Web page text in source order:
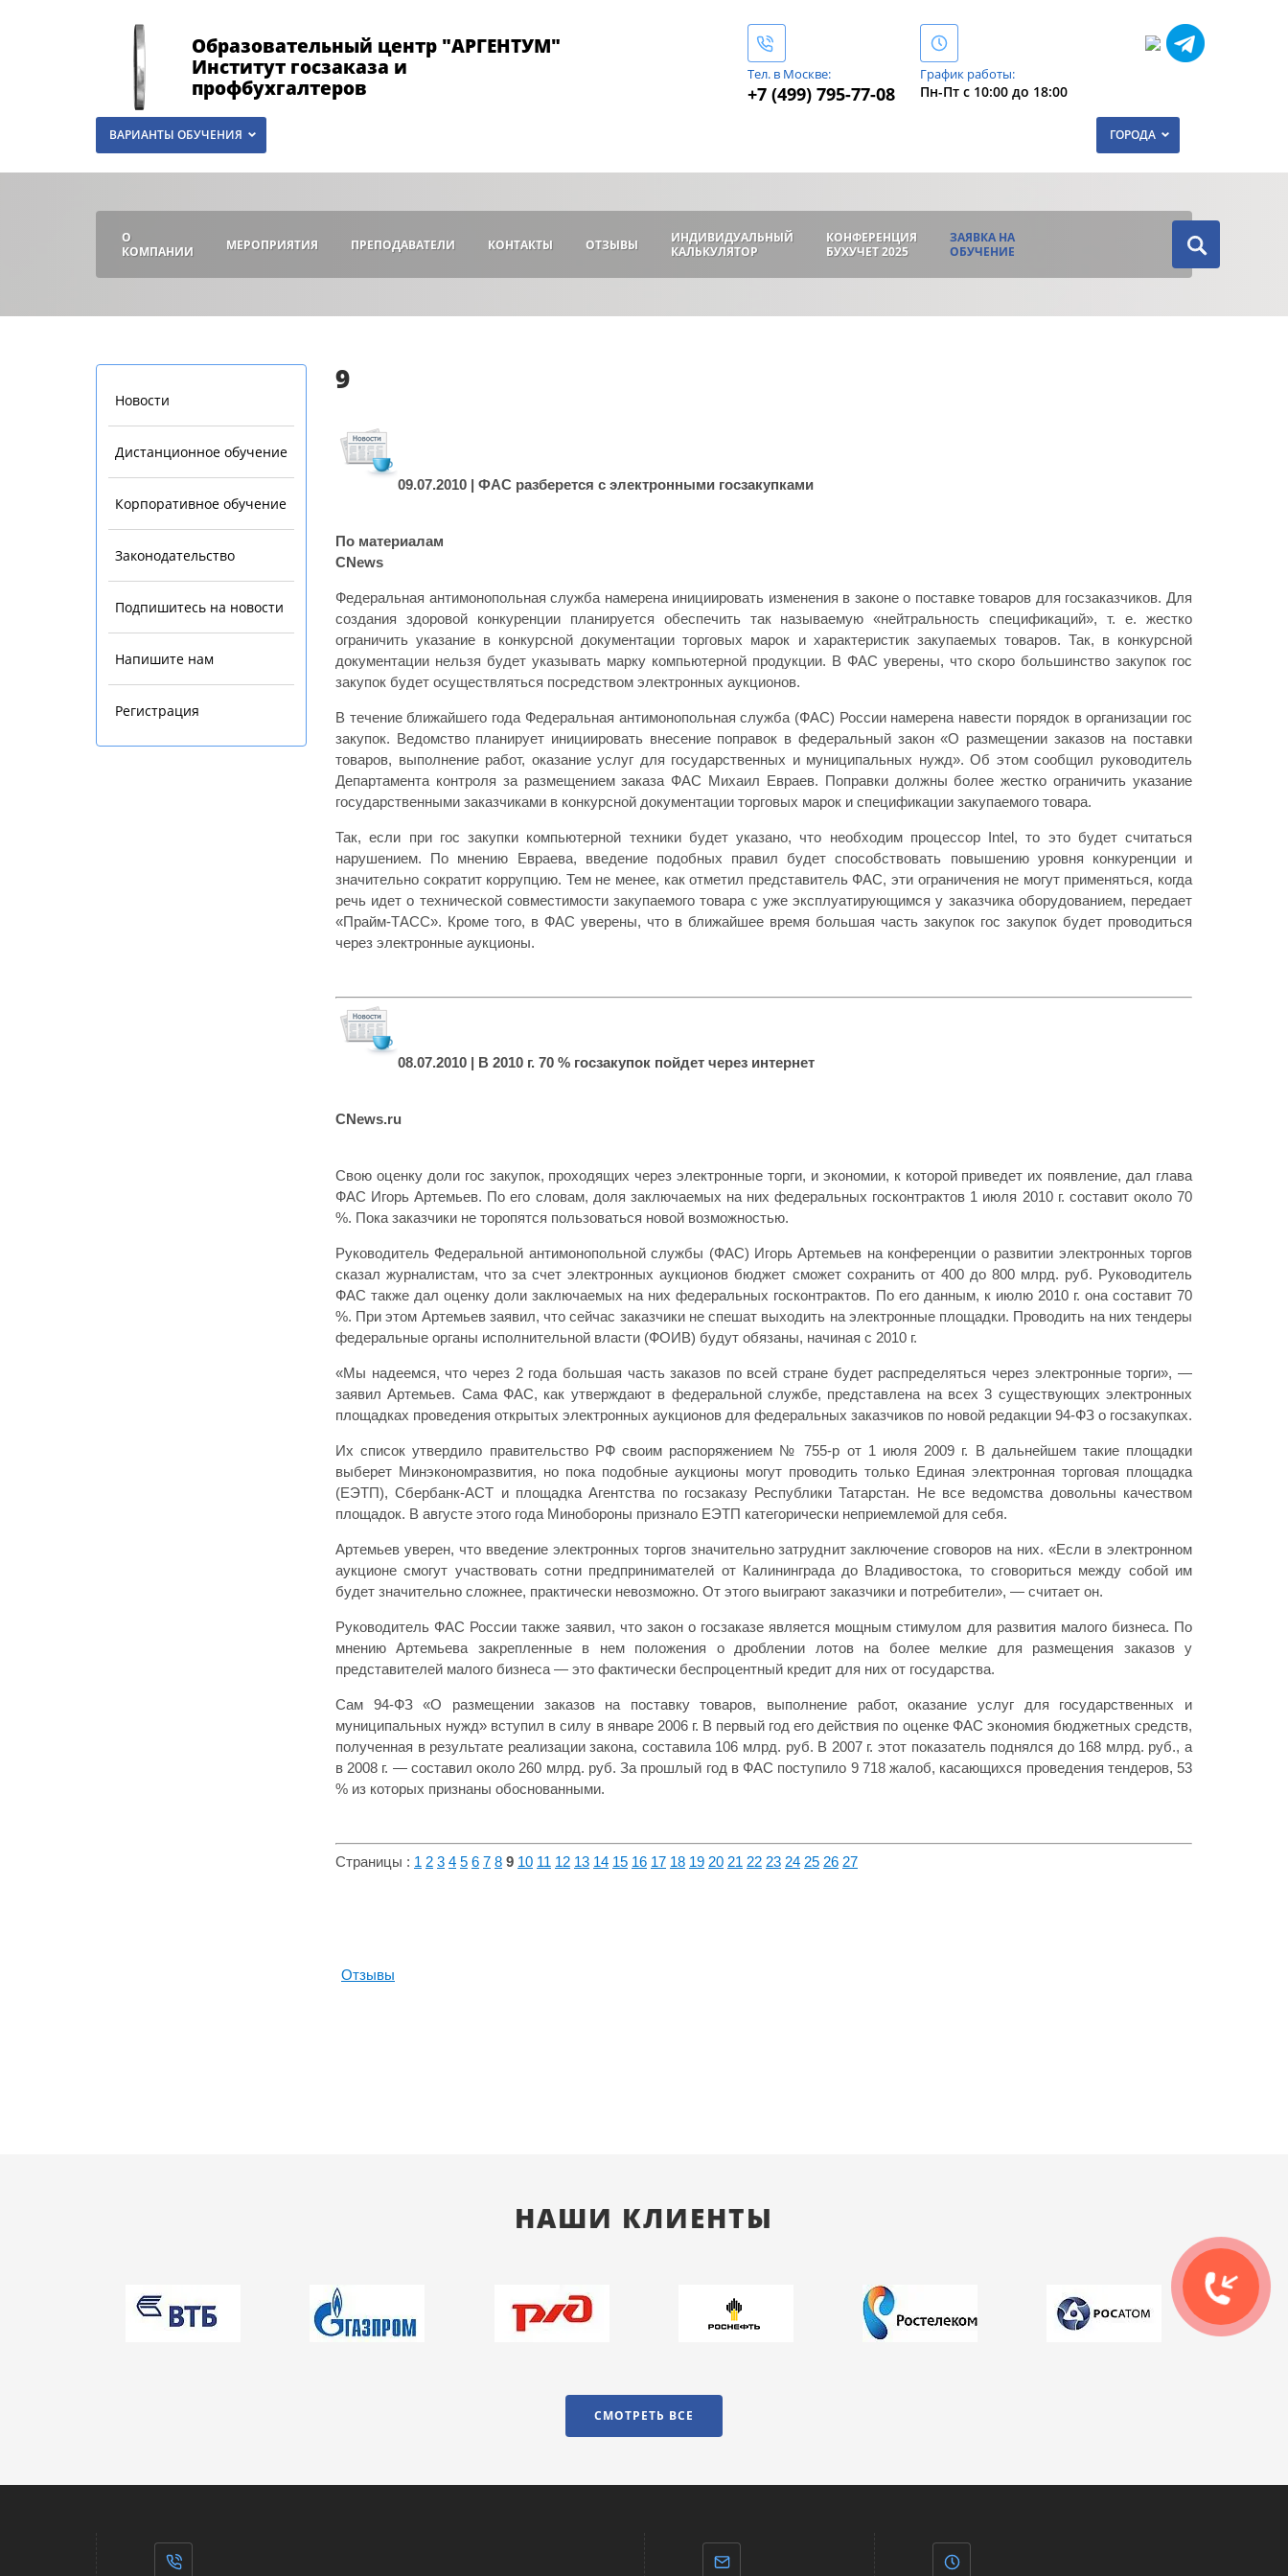
Образовательный центр "АРГЕНТУМ"
Институт госзаказа и
профбухгалтеров
ГОРОДА
ВАРИАНТЫ ОБУЧЕНИЯ
Тел. в Москве:
+7 (499) 795-77-08
График работы:
Пн-Пт с 10:00 до 18:00
О
КОМПАНИИ
МЕРОПРИЯТИЯ ПРЕПОДАВАТЕЛИ КОНТАКТЫ ОТЗЫВЫ
ИНДИВИДУАЛЬНЫЙ
КАЛЬКУЛЯТОР
КОНФЕРЕНЦИЯ
БУХУЧЕТ 2025
ЗАЯВКА НА
ОБУЧЕНИЕ
Новости
Дистанционное обучение
Корпоративное обучение
Законодательство
Подпишитесь на новости
Напишите нам
Регистрация
9
09.07.2010 | ФАС разберется с электронными госзакупками
По материалам
CNews
Федеральная антимонопольная служба намерена инициировать изменения в законе о поставке товаров для госзаказчиков. Для
создания здоровой конкуренции планируется обеспечить так называемую «нейтральность спецификаций», т. е. жестко
ограничить указание в конкурсной документации торговых марок и характеристик закупаемых товаров. Так, в конкурсной
документации нельзя будет указывать марку компьютерной продукции. В ФАС уверены, что скоро большинство закупок гос
закупок будет осуществляться посредством электронных аукционов.
В течение ближайшего года Федеральная антимонопольная служба (ФАС) России намерена навести порядок в организации гос
закупок. Ведомство планирует инициировать внесение поправок в федеральный закон «О размещении заказов на поставки
товаров, выполнение работ, оказание услуг для государственных и муниципальных нужд». Об этом сообщил руководитель
Департамента контроля за размещением заказа ФАС Михаил Евраев. Поправки должны более жестко ограничить указание
государственными заказчиками в конкурсной документации торговых марок и спецификации закупаемого товара.
Так, если при гос закупки компьютерной техники будет указано, что необходим процессор Intel, то это будет считаться
нарушением. По мнению Евраева, введение подобных правил будет способствовать повышению уровня конкуренции и
значительно сократит коррупцию. Тем не менее, как отметил представитель ФАС, эти ограничения не могут применяться, когда
речь идет о технической совместимости закупаемого товара с уже эксплуатирующимся у заказчика оборудованием, передает
«Прайм-ТАСС». Кроме того, в ФАС уверены, что в ближайшее время большая часть закупок гос закупок будет проводиться
через электронные аукционы.
08.07.2010 | В 2010 г. 70 % госзакупок пойдет через интернет
CNews.ru
Свою оценку доли гос закупок, проходящих через электронные торги, и экономии, к которой приведет их появление, дал глава
ФАС Игорь Артемьев. По его словам, доля заключаемых на них федеральных госконтрактов 1 июля 2010 г. составит около 70
%. Пока заказчики не торопятся пользоваться новой возможностью.
Руководитель Федеральной антимонопольной службы (ФАС) Игорь Артемьев на конференции о развитии электронных торгов
сказал журналистам, что за счет электронных аукционов бюджет сможет сохранить от 400 до 800 млрд. руб. Руководитель
ФАС также дал оценку доли заключаемых на них федеральных госконтрактов. По его данным, к июлю 2010 г. она составит 70
%. При этом Артемьев заявил, что сейчас заказчики не спешат выходить на электронные площадки. Проводить на них тендеры
федеральные органы исполнительной власти (ФОИВ) будут обязаны, начиная с 2010 г.
«Мы надеемся, что через 2 года большая часть заказов по всей стране будет распределяться через электронные торги», —
заявил Артемьев. Сама ФАС, как утверждают в федеральной службе, представлена на всех 3 существующих электронных
площадках проведения открытых электронных аукционов для федеральных заказчиков по новой редакции 94-ФЗ о госзакупках.
Их список утвердило правительство РФ своим распоряжением № 755-р от 1 июля 2009 г. В дальнейшем такие площадки
выберет Минэкономразвития, но пока подобные аукционы могут проводить только Единая электронная торговая площадка
(ЕЭТП), Сбербанк-АСТ и площадка Агентства по госзаказу Республики Татарстан. Не все ведомства довольны качеством
площадок. В августе этого года Минобороны признало ЕЭТП категорически неприемлемой для себя.
Артемьев уверен, что введение электронных торгов значительно затруднит заключение сговоров на них. «Если в электронном
аукционе смогут участвовать сотни предпринимателей от Калининграда до Владивостока, то сговориться между собой им
будет значительно сложнее, практически невозможно. От этого выиграют заказчики и потребители», — считает он.
Руководитель ФАС России также заявил, что закон о госзаказе является мощным стимулом для развития малого бизнеса. По
мнению Артемьева закрепленные в нем положения о дроблении лотов на более мелкие для размещения заказов у
представителей малого бизнеса — это фактически беспроцентный кредит для них от государства.
Сам 94-ФЗ «О размещении заказов на поставку товаров, выполнение работ, оказание услуг для государственных и
муниципальных нужд» вступил в силу в январе 2006 г. В первый год его действия по оценке ФАС экономия бюджетных средств,
полученная в результате реализации закона, составила 106 млрд. руб. В 2007 г. этот показатель поднялся до 168 млрд. руб., а
в 2008 г. — составил около 260 млрд. руб. За прошлый год в ФАС поступило 9 718 жалоб, касающихся проведения тендеров, 53
% из которых признаны обоснованными.
Страницы : 1 2 3 4 5 6 7 8 9 10 11 12 13 14 15 16 17 18 19 20 21 22 23 24 25 26 27
Отзывы
НАШИ КЛИЕНТЫ
СМОТРЕТЬ ВСЕ